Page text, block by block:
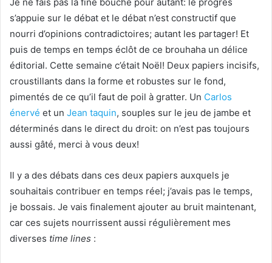
s’appuie sur le débat et le débat n’est constructif que
nourri d’opinions contradictoires; autant les partager! Et
puis de temps en temps éclôt de ce brouhaha un délice
éditorial. Cette semaine c’était Noël! Deux papiers incisifs,
croustillants dans la forme et robustes sur le fond,
pimentés de ce qu’il faut de poil à gratter. Un Carlos
énervé et un Jean taquin, souples sur le jeu de jambe et
déterminés dans le direct du droit: on n’est pas toujours
aussi gâté, merci à vous deux!
Il y a des débats dans ces deux papiers auxquels je
souhaitais contribuer en temps réel; j’avais pas le temps,
je bossais. Je vais finalement ajouter au bruit maintenant,
car ces sujets nourrissent aussi régulièrement mes
diverses time lines :